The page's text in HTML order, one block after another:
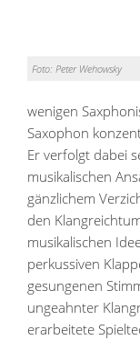
Foto: Peter Wehowsky
wenigen
Saxophon
Er verfolgt dabei
musikalischen
gänzlichem
den
musikalischen
perkussiven
gesungenen
ungeahnter
erarbeitete